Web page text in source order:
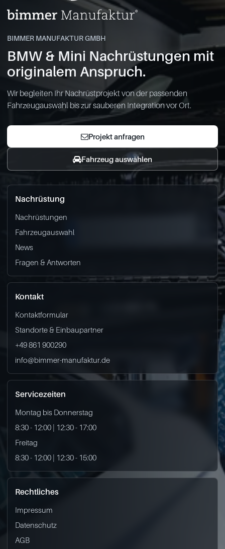
BIMMER MANUFAKTUR GMBH
BMW & Mini Nachrüstungen mit
originalem Anspruch.
Wir begleiten Ihr Nachrüstprojekt von der passenden
Fahrzeugauswahl bis zur sauberen Integration vor Ort.
Projekt anfragen
Fahrzeug auswählen
Nachrüstung
Nachrüstungen
Fahrzeugauswahl
News
Fragen & Antworten
Kontakt
Kontaktformular
Standorte & Einbaupartner
+49 861 900290
info@bimmer-manufaktur.de
Servicezeiten
Montag bis Donnerstag
8:30 - 12:00 | 12:30 - 17:00
Freitag
8:30 - 12:00 | 12:30 - 15:00
Rechtliches
Impressum
Datenschutz
AGB